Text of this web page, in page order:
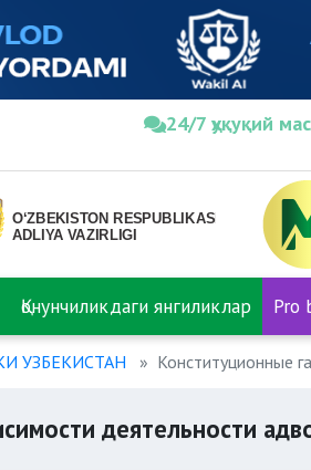
24/7 ҳуқуқий
Қонунчиликдаги янгиликлар Pro
УЗБЕКИСТАН Конституционные
деятельности